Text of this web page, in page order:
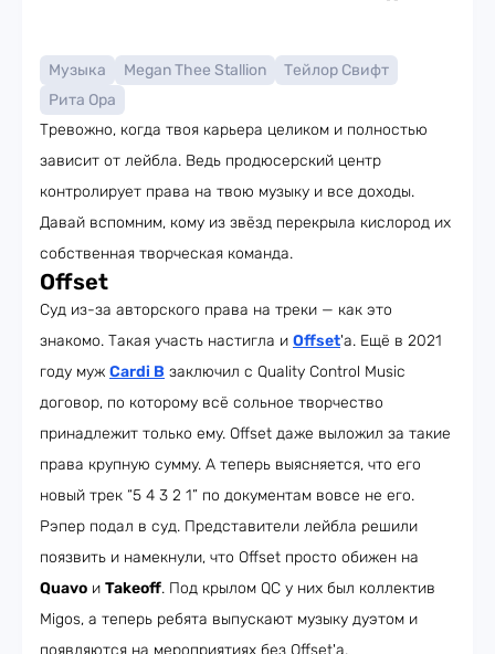
Музыка Megan Thee Stallion
Тейлор Свифт
Рита Ора
Тревожно, когда твоя карьера целиком и полностью
зависит от лейбла. Ведь продюсерский центр
контролирует права на твою музыку и все доходы.
Давай вспомним, кому из звёзд перекрыла кислород их
собственная творческая команда.
Offset
Суд из-за авторского права на треки — как это
знакомо. Такая участь настигла и Offset'а. Ещё в 2021
году муж Cardi B заключил с Quality Control Music
договор, по которому всё сольное творчество
принадлежит только ему. Offset даже выложил за такие
права крупную сумму. А теперь выясняется, что его
новый трек “5 4 3 2 1” по документам вовсе не его.
Рэпер подал в суд. Представители лейбла решили
поязвить и намекнули, что Offset просто обижен на
Quavo и Takeoff. Под крылом QC у них был коллектив
Migos, а теперь ребята выпускают музыку дуэтом и
появляются на мероприятиях без Offset'а.